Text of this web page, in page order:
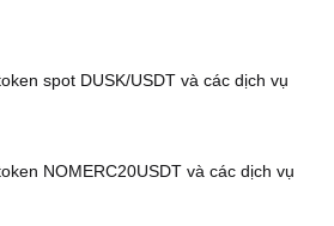
spot DUSK/USDT và các dịch vụ
NOMERC20USDT và các dịch vụ